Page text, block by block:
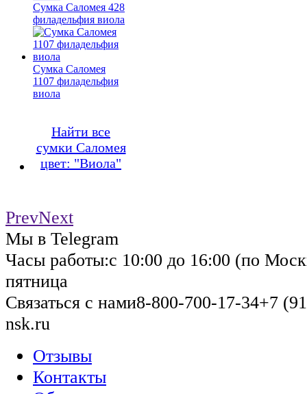
Сумка Саломея 428
филадельфия виола
Сумка Саломея
1107 филадельфия
виола
Найти все
сумки Саломея
цвет: "Виола"
PrevNext
Мы в Telegram
Часы работы:с 10:00 до 16:00 (по
пятница
Связаться с нами8-800-700-17-34+7
nsk.ru
Отзывы
Контакты